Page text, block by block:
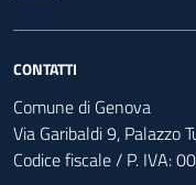
CONTATTI
Comune di Genova
Via Garibaldi 9, Palazzo
Codice fiscale / P. IVA: